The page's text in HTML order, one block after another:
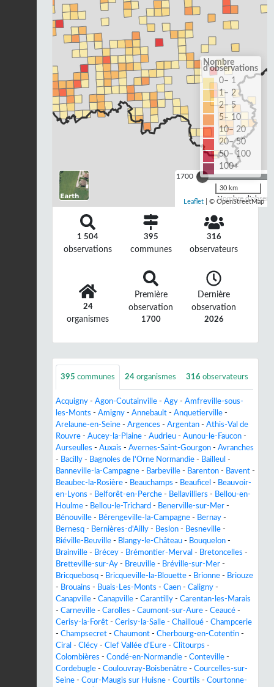
1700
Nombre
Nombre
d'observations
0– 1
1– 2
2– 5
5– 10
10– 20
20– 50
50– 100
100+
30 km
Leaflet | © OpenStreetMap
1 504
observations
395
communes
316
observateurs
24
organismes
Première
observation
1700
Dernière
observation
2026
395 communes 24 organismes 316 observateurs
Acquigny - Agon-Coutainville - Agy - Amfreville-sous-
les-Monts - Amigny - Annebault - Anquetierville -
Arelaune-en-Seine - Argences - Argentan - Athis-Val de
Rouvre - Aucey-la-Plaine - Audrieu - Aunou-le-Faucon -
Aurseulles - Auxais - Avernes-Saint-Gourgon - Avranches
- Bacilly - Bagnoles de l'Orne Normandie - Bailleul -
Banneville-la-Campagne - Barbeville - Barenton - Bavent -
Beaubec-la-Rosière - Beauchamps - Beauficel - Beauvoir-
en-Lyons - Belforêt-en-Perche - Bellavilliers - Bellou-en-
Houlme - Bellou-le-Trichard - Benerville-sur-Mer -
Bénouville - Bérengeville-la-Campagne - Bernay -
Bernesq - Bernières-d'Ailly - Beslon - Besneville -
Biéville-Beuville - Blangy-le-Château - Bouquelon -
Brainville - Brécey - Brémontier-Merval - Bretoncelles -
Bretteville-sur-Ay - Breuville - Bréville-sur-Mer -
Bricquebosq - Bricqueville-la-Blouette - Brionne - Briouze
- Brouains - Buais-Les-Monts - Caen - Caligny -
Canapville - Canapville - Carantilly - Carentan-les-Marais
- Carneville - Carolles - Caumont-sur-Aure - Ceaucé -
Cerisy-la-Forêt - Cerisy-la-Salle - Chailloué - Champcerie
- Champsecret - Chaumont - Cherbourg-en-Cotentin -
Ciral - Clécy - Clef Vallée d'Eure - Clitourps -
Colombières - Condé-en-Normandie - Conteville -
Cordebugle - Coulouvray-Boisbenâtre - Courcelles-sur-
Seine - Cour-Maugis sur Huisne - Courtils - Courtonne-